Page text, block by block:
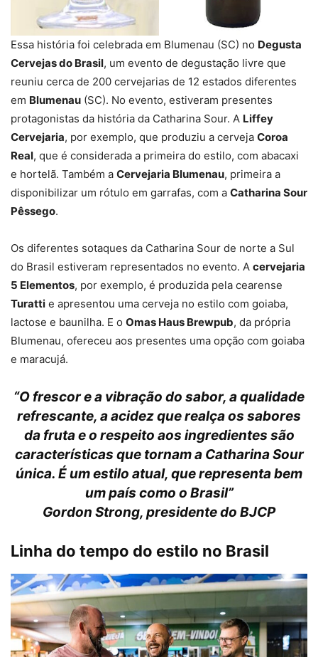
Essa história foi celebrada em Blumenau (SC) no Degusta
Cervejas do Brasil, um evento de degustação livre que
reuniu cerca de 200 cervejarias de 12 estados diferentes
em Blumenau (SC). No evento, estiveram presentes
protagonistas da história da Catharina Sour. A Liffey
Cervejaria, por exemplo, que produziu a cerveja Coroa
Real, que é considerada a primeira do estilo, com abacaxi
e hortelã. Também a Cervejaria Blumenau, primeira a
disponibilizar um rótulo em garrafas, com a Catharina Sour
Pêssego.
Os diferentes sotaques da Catharina Sour de norte a Sul
do Brasil estiveram representados no evento. A cervejaria
5 Elementos, por exemplo, é produzida pela cearense
Turatti e apresentou uma cerveja no estilo com goiaba,
lactose e baunilha. E o Omas Haus Brewpub, da própria
Blumenau, ofereceu aos presentes uma opção com goiaba
e maracujá.
“O frescor e a vibração do sabor, a qualidade
refrescante, a acidez que realça os sabores
da fruta e o respeito aos ingredientes são
características que tornam a Catharina Sour
única. É um estilo atual, que representa bem
um país como o Brasil”
Gordon Strong, presidente do BJCP
Linha do tempo do estilo no Brasil